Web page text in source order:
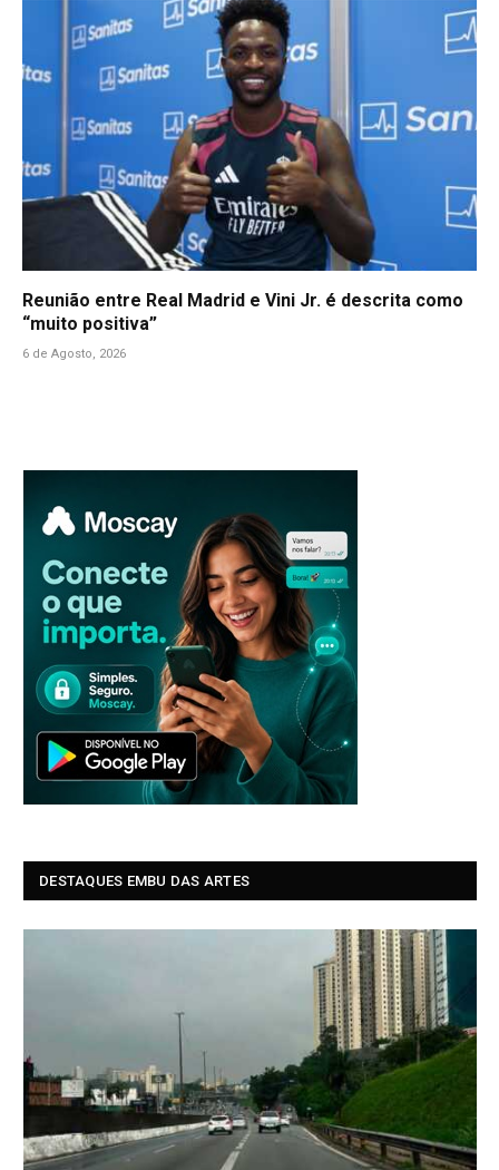
Reunião entre Real Madrid e Vini Jr. é descrita como
“muito positiva”
6 de Agosto, 2026
DESTAQUES EMBU DAS ARTES